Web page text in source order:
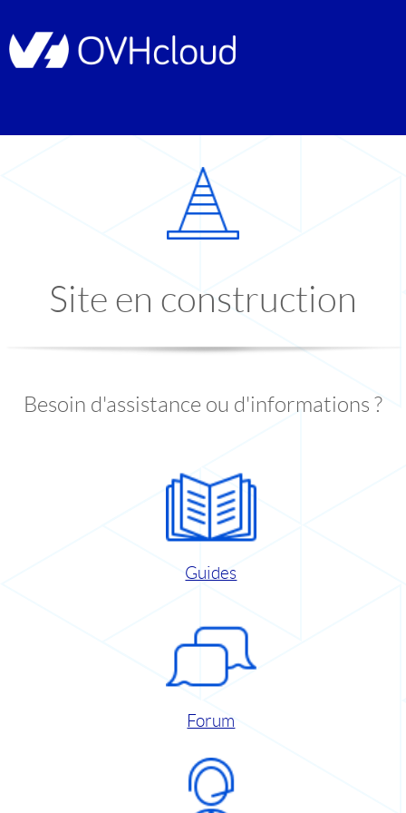
Site en construction
Besoin d'assistance ou d'informations ?
Guides
Forum